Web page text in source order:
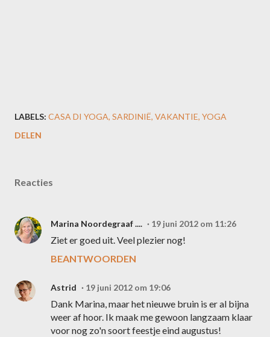
LABELS: CASA DI YOGA SARDINIË VAKANTIE YOGA
DELEN
Reacties
Marina Noordegraaf .... 19 juni 2012 om 11:26
Ziet er goed uit. Veel plezier nog!
BEANTWOORDEN
Astrid 19 juni 2012 om 19:06
Dank Marina, maar het nieuwe bruin is er al bijna
weer af hoor. Ik maak me gewoon langzaam klaar
voor nog zo'n soort feestje eind augustus!